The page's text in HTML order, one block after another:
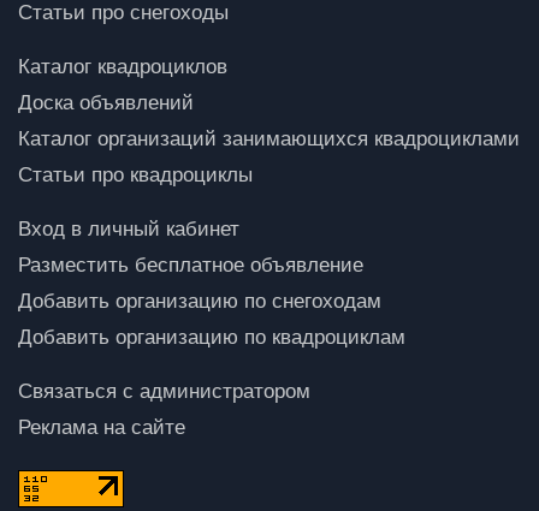
Статьи про снегоходы
Каталог квадроциклов
Доска объявлений
Каталог организаций занимающихся квадроциклами
Статьи про квадроциклы
Вход в личный кабинет
Разместить бесплатное объявление
Добавить организацию по снегоходам
Добавить организацию по квадроциклам
Связаться с администратором
Реклама на сайте